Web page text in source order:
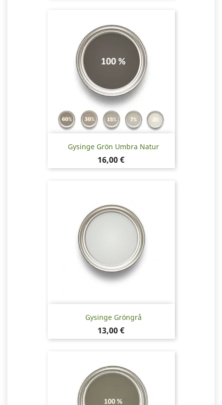
Gysinge Grön Umbra Natur
Pris
16,00 €
Gysinge Gröngrå
Pris
13,00 €